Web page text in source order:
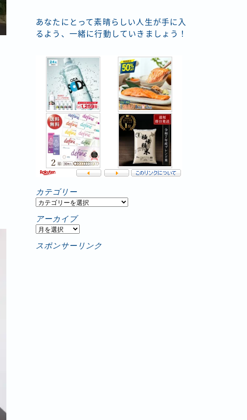
あなたにとって素晴らしい人生が手に入
るよう、一緒に行動していきましょう！
カテゴリー
カ
テ
ゴ
ー
アーカイブ
ア
ー
スポンサーリンク